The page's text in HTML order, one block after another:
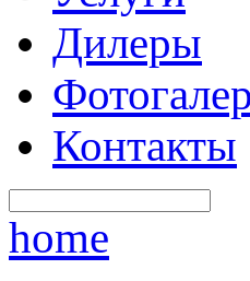
Дилеры
Контакты
home